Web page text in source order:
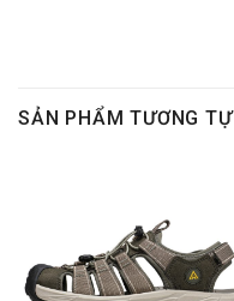
SẢN PHẨM TƯƠNG TỰ